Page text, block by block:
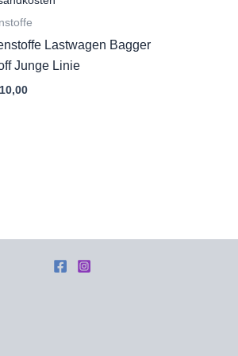
Lastwagen Bagger
Junge Linie
10,00Aktueller